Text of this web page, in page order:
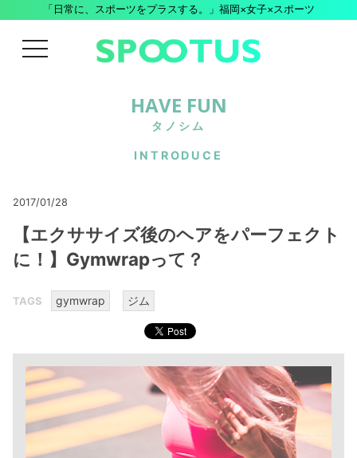
「日常に、スポーツをプラスする。」福岡×女子×スポーツ
menu
HAVE FUN
タノシム
INTRODUCE
2017/01/28
【エクササイズ後のヘアをパーフェクト
に！】Gymwrapって？
TAGS gymwrap ジム